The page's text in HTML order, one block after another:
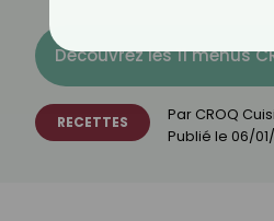
Découvrez les 11 menus
RECETTES Par CROQ
Publié le 06/